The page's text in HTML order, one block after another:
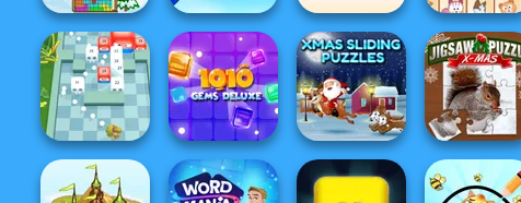
Dream Pet Link
Folding Blocks
Puzzle
Bloons Tower
Defense
Pixel Christmas